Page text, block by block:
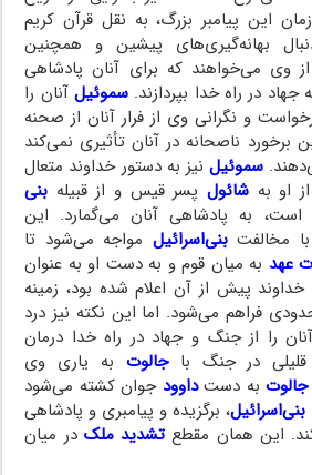
این پیامبر بزرگ، به نقل قرآن کریم
بهانه‌گیری‌های پیشین و همچنین
وی می‌خواهند که برای آنان پادشاهی
جهاد در راه خدا بپردازند.سموئیل آنان را
و نگرانی وی از فرار آنان از صحنه
برخورد ناصحانه در آنان تأثیری نمی‌کند
سموئیل نیز به دستور خداوند متعال
او بهشائول پسر قیس و از قبیله بنی
است، به پادشاهی آنان می‌گمارد. این
با مخالفتبنی‌اسرائیل مواجه می‌شود تا
عهد به میان قوم و به دست او به عنوان
پیش از آن اعلام شده بود، زمینه
فراهم می‌شود. اما این نکته نیز درد
را از جنگ و جهاد در راه خدا درمان
قلیلی در جنگ باجالوت به یاری وی
جالوت به دستداوود جوان کشته می‌شود
بنی‌اسرائیل، برگزیده و پیامبری و پادشاهی
این همان مقطع تشدید ملک در میان